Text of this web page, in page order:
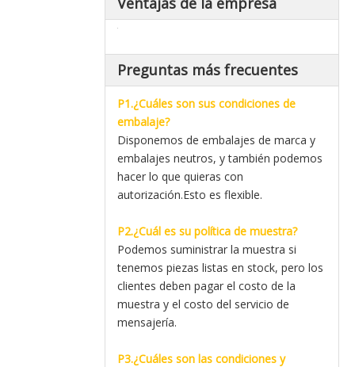
Preguntas más frecuentes
P1.¿Cuáles son sus condiciones de
embalaje?
Disponemos de embalajes de marca y
embalajes neutros, y también podemos
hacer lo que quieras con
autorización.Esto es flexible.
P2.¿Cuál es su política de muestra?
Podemos suministrar la muestra si
tenemos piezas listas en stock, pero los
clientes deben pagar el costo de la
muestra y el costo del servicio de
mensajería.
P3.¿Cuáles son las condiciones y